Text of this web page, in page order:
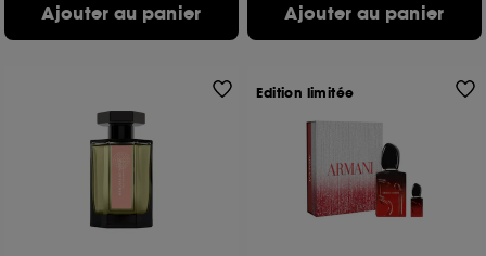
Ajouter au panier Ajouter au panier
Edition limitée